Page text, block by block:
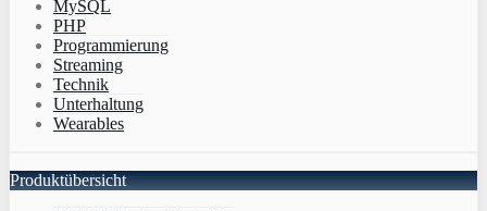
MySQL
PHP
Programmierung
Streaming
Technik
Unterhaltung
Wearables
Produktübersicht